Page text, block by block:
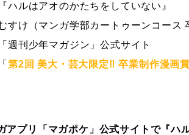
ハルはアオのかたちをしていない』
すけ（マンガ学部カートゥーンコース
週刊少年マガジン」公式サイト
第2回 美大・芸大限定‼ 卒業制作漫画賞
アプリ「マガポケ」公式サイトで『ハ